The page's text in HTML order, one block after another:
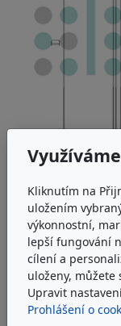
ARGO-
Filtrační vložka
u dodavatele
Kliknutím na
uložením
výkonnostní,
lepší fungování
cílení a
uloženy,
Upravit
Prohlášení o